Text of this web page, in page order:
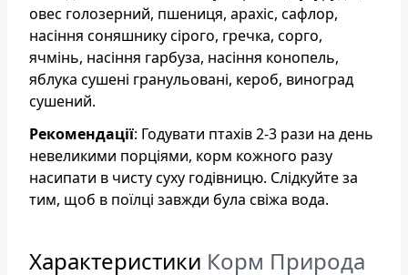
овес голозерний, пшениця, арахіс, сафлор,
насіння соняшнику сірого, гречка, сорго,
ячмінь, насіння гарбуза, насіння конопель,
яблука сушені гранульовані, кероб, виноград
сушений.
Рекомендації: Годувати птахів 2-3 рази на день
невеликими порціями, корм кожного разу
насипати в чисту суху годівницю. Слідкуйте за
тим, щоб в поїлці завжди була свіжа вода.
Характеристики Корм Природа